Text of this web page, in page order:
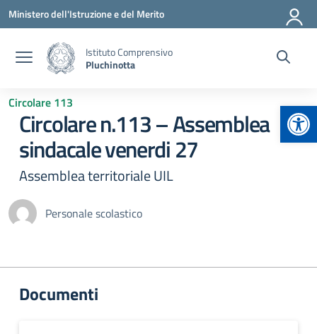
Vai ai contenuti
Vai al menu di navigazione
Vai al footer
Ministero dell'Istruzione e del Merito
Istituto Comprensivo
Pluchinotta
Circolare 113
Circolare n.113 – Assemblea
sindacale venerdi 27
Assemblea territoriale UIL
Personale scolastico
Documenti